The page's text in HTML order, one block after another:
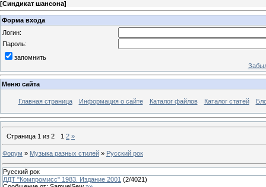
[Синдикат шансона]
Форма входа
Логин:
Пароль:
запомнить
Меню сайта
Главная страница Информация о сайте Каталог файлов Каталог статей
Страница 1 из 2 1 2 »
Форум » Музыка разных стилей » Русский рок
Русский рок
ДДТ "Компромисс" 1983. Издание 2001 (2/4021)